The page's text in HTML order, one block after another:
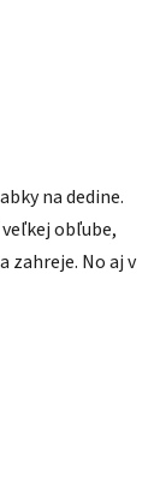
na dedine.
obľube,
zahreje. No aj v